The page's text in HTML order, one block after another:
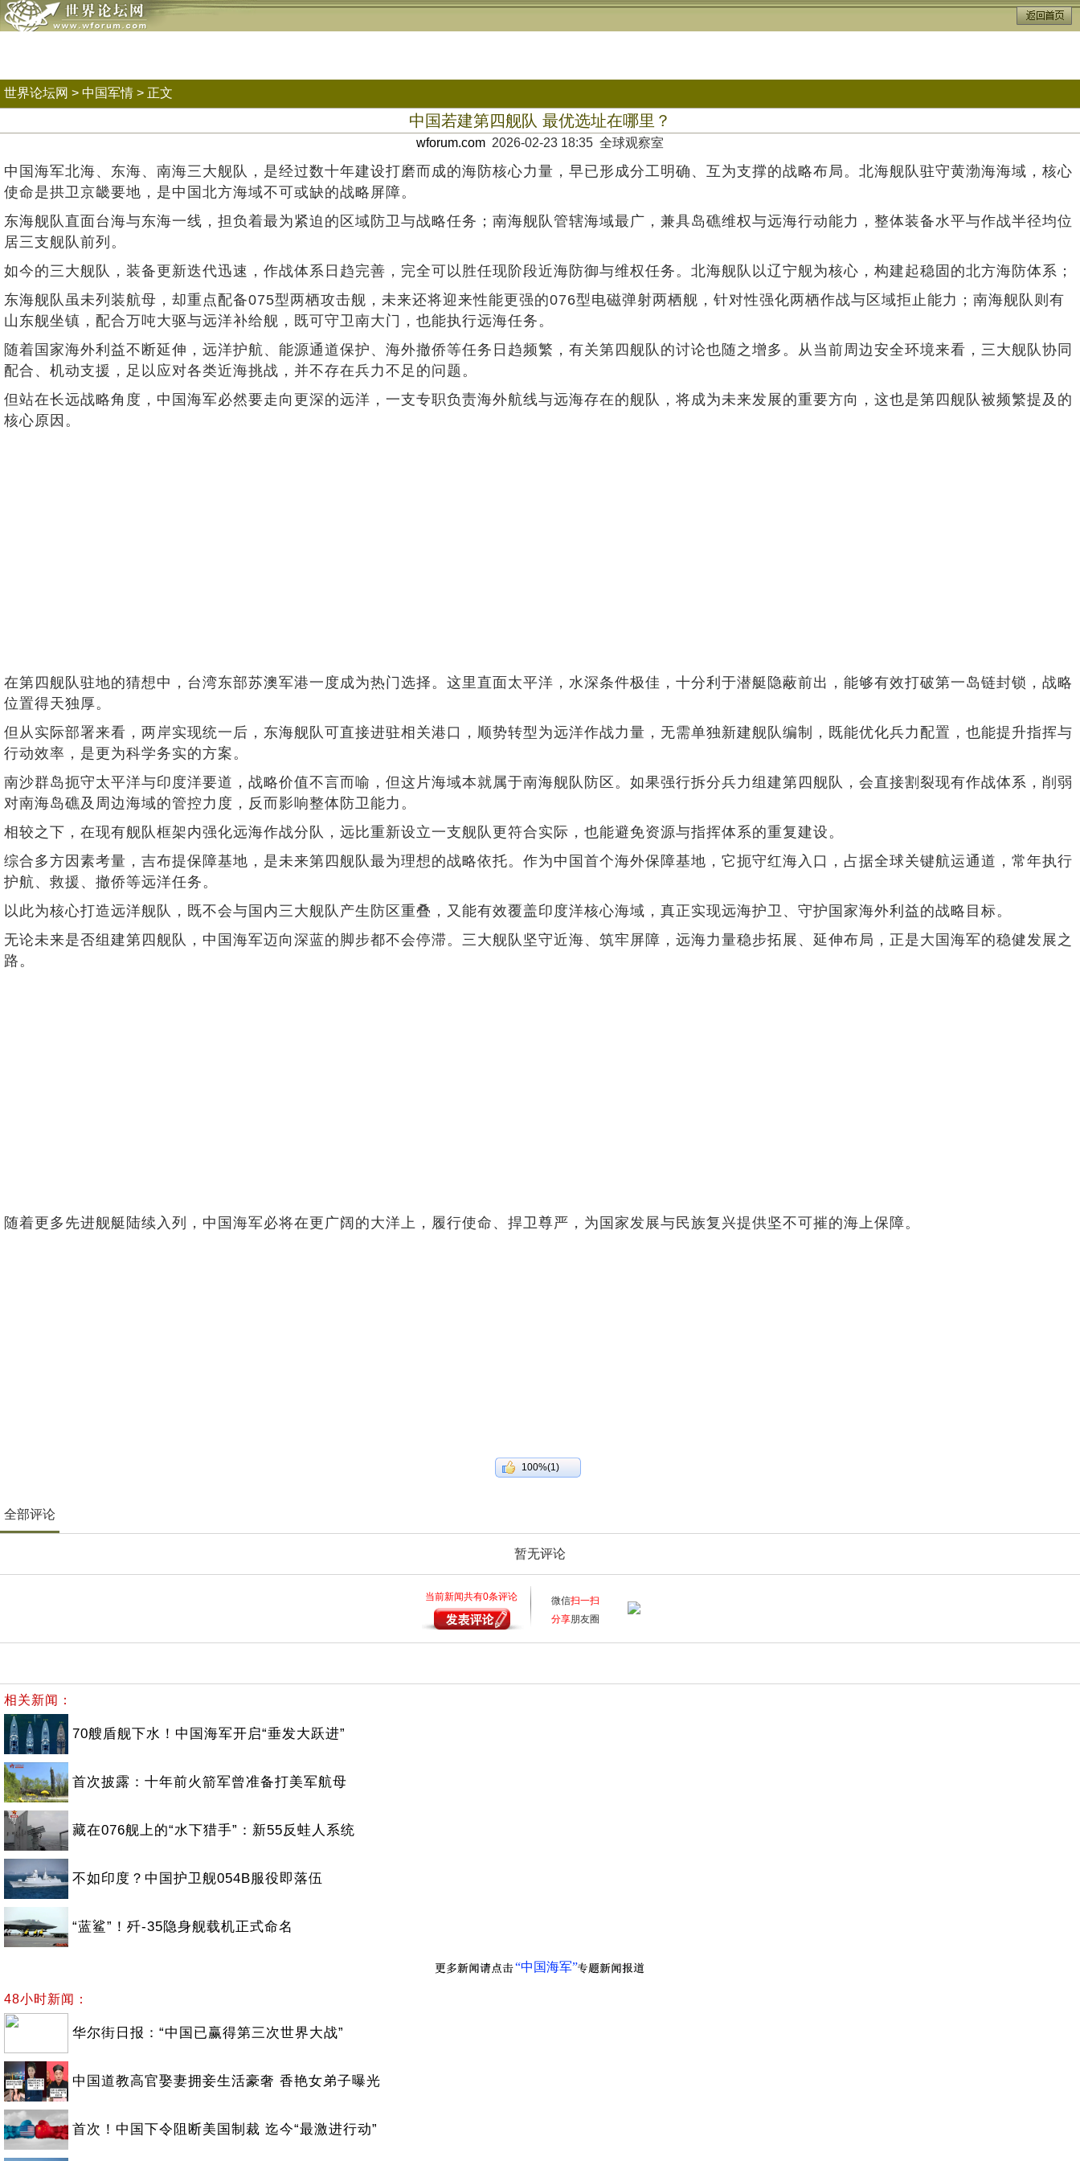
世界论坛网 > 中国军情 > 正文
中国若建第四舰队 最优选址在哪里？
wforum.com 2026-02-23 18:35 全球观察室
中国海军北海、东海、南海三大舰队，是经过数十年建设打磨而成的海防核心力量，早已形成分工明确、互为支撑的战略布局。北海舰队驻守黄渤海海域，核心
使命是拱卫京畿要地，是中国北方海域不可或缺的战略屏障。
东海舰队直面台海与东海一线，担负着最为紧迫的区域防卫与战略任务；南海舰队管辖海域最广，兼具岛礁维权与远海行动能力，整体装备水平与作战半径均位
居三支舰队前列。
如今的三大舰队，装备更新迭代迅速，作战体系日趋完善，完全可以胜任现阶段近海防御与维权任务。北海舰队以辽宁舰为核心，构建起稳固的北方海防体系；
东海舰队虽未列装航母，却重点配备075型两栖攻击舰，未来还将迎来性能更强的076型电磁弹射两栖舰，针对性强化两栖作战与区域拒止能力；南海舰队则有
山东舰坐镇，配合万吨大驱与远洋补给舰，既可守卫南大门，也能执行远海任务。
随着国家海外利益不断延伸，远洋护航、能源通道保护、海外撤侨等任务日趋频繁，有关第四舰队的讨论也随之增多。从当前周边安全环境来看，三大舰队协同
配合、机动支援，足以应对各类近海挑战，并不存在兵力不足的问题。
但站在长远战略角度，中国海军必然要走向更深的远洋，一支专职负责海外航线与远海存在的舰队，将成为未来发展的重要方向，这也是第四舰队被频繁提及的
核心原因。
在第四舰队驻地的猜想中，台湾东部苏澳军港一度成为热门选择。这里直面太平洋，水深条件极佳，十分利于潜艇隐蔽前出，能够有效打破第一岛链封锁，战略
位置得天独厚。
但从实际部署来看，两岸实现统一后，东海舰队可直接进驻相关港口，顺势转型为远洋作战力量，无需单独新建舰队编制，既能优化兵力配置，也能提升指挥与
行动效率，是更为科学务实的方案。
南沙群岛扼守太平洋与印度洋要道，战略价值不言而喻，但这片海域本就属于南海舰队防区。如果强行拆分兵力组建第四舰队，会直接割裂现有作战体系，削弱
对南海岛礁及周边海域的管控力度，反而影响整体防卫能力。
相较之下，在现有舰队框架内强化远海作战分队，远比重新设立一支舰队更符合实际，也能避免资源与指挥体系的重复建设。
综合多方因素考量，吉布提保障基地，是未来第四舰队最为理想的战略依托。作为中国首个海外保障基地，它扼守红海入口，占据全球关键航运通道，常年执行
护航、救援、撤侨等远洋任务。
以此为核心打造远洋舰队，既不会与国内三大舰队产生防区重叠，又能有效覆盖印度洋核心海域，真正实现远海护卫、守护国家海外利益的战略目标。
无论未来是否组建第四舰队，中国海军迈向深蓝的脚步都不会停滞。三大舰队坚守近海、筑牢屏障，远海力量稳步拓展、延伸布局，正是大国海军的稳健发展之
路。
随着更多先进舰艇陆续入列，中国海军必将在更广阔的大洋上，履行使命、捍卫尊严，为国家发展与民族复兴提供坚不可摧的海上保障。
100%(1)
全部评论
暂无评论
当前新闻共有0条评论 微信扫一扫
分享朋友圈
相关新闻：
70艘盾舰下水！中国海军开启“垂发大跃进”
首次披露：十年前火箭军曾准备打美军航母
藏在076舰上的“水下猎手”：新55反蛙人系统
不如印度？中国护卫舰054B服役即落伍
“蓝鲨”！歼-35隐身舰载机正式命名
“中国海军”
48小时新闻：
华尔街日报：“中国已赢得第三次世界大战”
中国道教高官娶妻拥妾生活豪奢 香艳女弟子曝光
首次！中国下令阻断美国制裁 迄今“最激进行动”